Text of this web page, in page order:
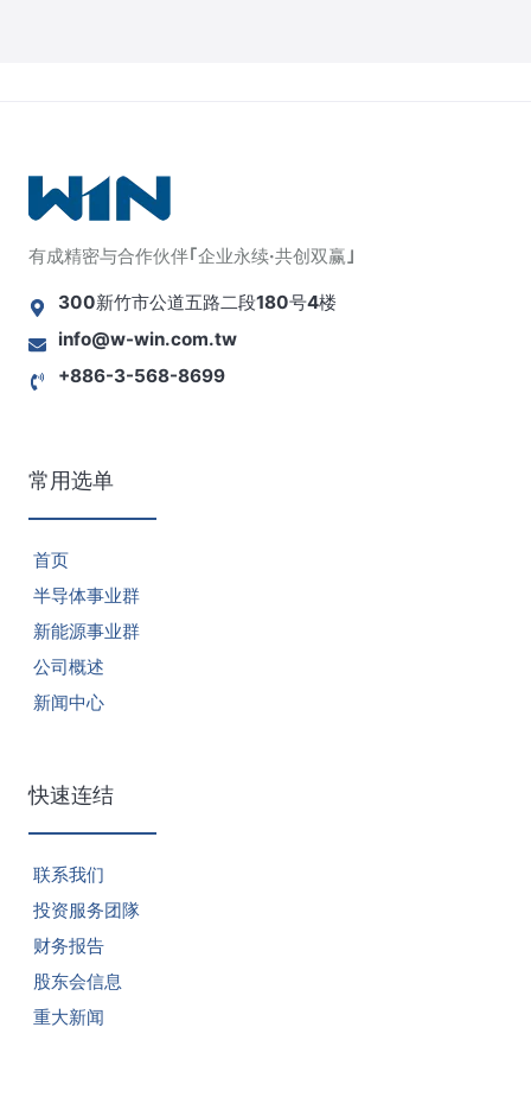
有成精密与合作伙伴｢企业永续·共创双赢｣
300新竹市公道五路二段180号4楼
info@w-win.com.tw
+886-3-568-8699
常用选单
首页
半导体事业群
新能源事业群
公司概述
新闻中心
快速连结
联系我们
投资服务团隊
财务报告
股东会信息
重大新闻